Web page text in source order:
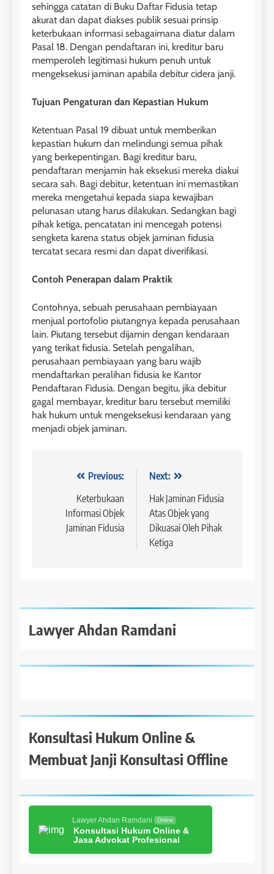
sehingga catatan di Buku Daftar Fidusia tetap
akurat dan dapat diakses publik sesuai prinsip
keterbukaan informasi sebagaimana diatur dalam
Pasal 18. Dengan pendaftaran ini, kreditur baru
memperoleh legitimasi hukum penuh untuk
mengeksekusi jaminan apabila debitur cidera janji.
Tujuan Pengaturan dan Kepastian Hukum
Ketentuan Pasal 19 dibuat untuk memberikan
kepastian hukum dan melindungi semua pihak
yang berkepentingan. Bagi kreditur baru,
pendaftaran menjamin hak eksekusi mereka diakui
secara sah. Bagi debitur, ketentuan ini memastikan
mereka mengetahui kepada siapa kewajiban
pelunasan utang harus dilakukan. Sedangkan bagi
pihak ketiga, pencatatan ini mencegah potensi
sengketa karena status objek jaminan fidusia
tercatat secara resmi dan dapat diverifikasi.
Contoh Penerapan dalam Praktik
Contohnya, sebuah perusahaan pembiayaan
menjual portofolio piutangnya kepada perusahaan
lain. Piutang tersebut dijamin dengan kendaraan
yang terikat fidusia. Setelah pengalihan,
perusahaan pembiayaan yang baru wajib
mendaftarkan peralihan fidusia ke Kantor
Pendaftaran Fidusia. Dengan begitu, jika debitur
gagal membayar, kreditur baru tersebut memiliki
hak hukum untuk mengeksekusi kendaraan yang
menjadi objek jaminan.
NavigasiPrevious:
Keterbukaan
Informasi Objek
Jaminan Fidusia
Next:
Hak Jaminan Fidusia
Atas Objek yang
Dikuasai Oleh Pihak
Ketiga
Lawyer Ahdan Ramdani
Konsultasi Hukum Online &
Membuat Janji Konsultasi Offline
Lawyer Ahdan Ramdani Online
Konsultasi Hukum Online &
Jasa Advokat Profesional